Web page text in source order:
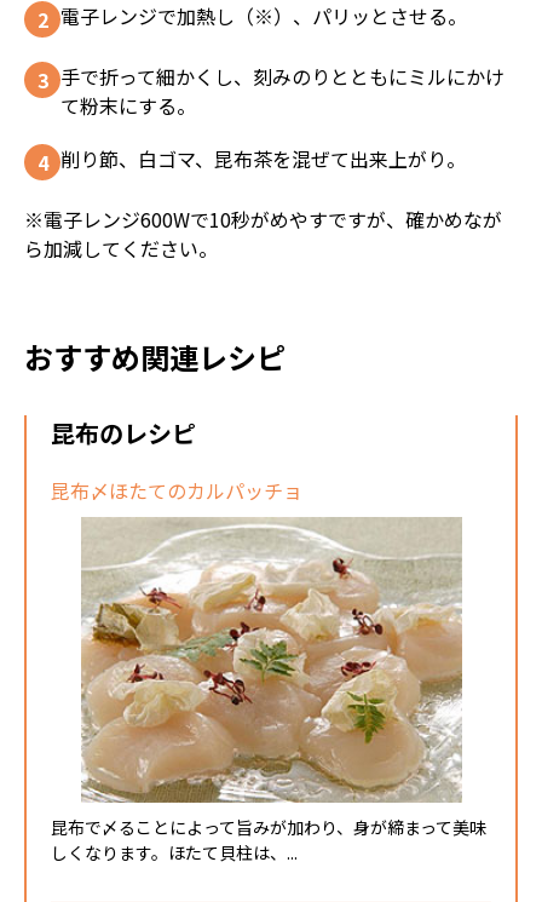
電子レンジで加熱し（※）、パリッとさせる。
手で折って細かくし、刻みのりとともにミルにかけ
て粉末にする。
削り節、白ゴマ、昆布茶を混ぜて出来上がり。
※電子レンジ600Wで10秒がめやすですが、確かめなが
ら加減してください。
おすすめ関連レシピ
昆布のレシピ
昆布〆ほたてのカルパッチョ
昆布で〆ることによって旨みが加わり、身が締まって美味
しくなります。ほたて貝柱は、...